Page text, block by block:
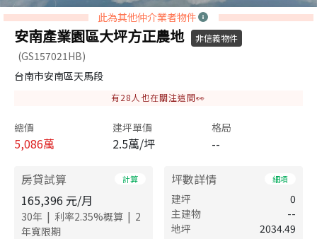
此為其他仲介業者物件
安南產業園區大坪方正農地 非信義物件
(GS157021HB)
台南市安南區天馬段
有28 人也在關注這間👀
總價
5,086萬
建坪單價
2.5萬/坪
格局
--
房貸試算 計算
165,396 元/月
30年 | 利率2.35%概算 | 2
年寬限期
坪數詳情 細項
建坪
0
主建物
--
地坪
2034.49